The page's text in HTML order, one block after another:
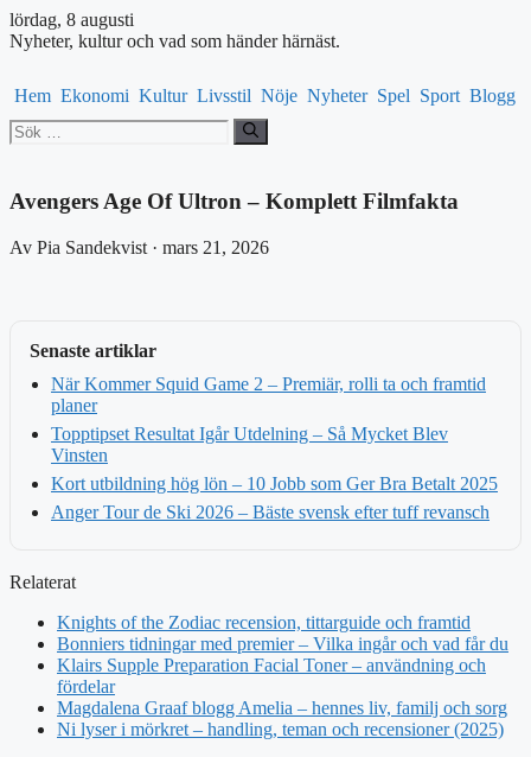
lördag, 8 augusti
Nyheter, kultur och vad som händer härnäst.
Hem Ekonomi Kultur Livsstil Nöje Nyheter Spel Sport Blogg
Sök
efter:
Avengers Age Of Ultron – Komplett Filmfakta
Av Pia Sandekvist · mars 21, 2026
Senaste artiklar
När Kommer Squid Game 2 – Premiär, rolli ta och framtid
planer
Topptipset Resultat Igår Utdelning – Så Mycket Blev
Vinsten
Kort utbildning hög lön – 10 Jobb som Ger Bra Betalt 2025
Anger Tour de Ski 2026 – Bäste svensk efter tuff revansch
Relaterat
Knights of the Zodiac recension, tittarguide och framtid
Bonniers tidningar med premier – Vilka ingår och vad får du
Klairs Supple Preparation Facial Toner – användning och
fördelar
Magdalena Graaf blogg Amelia – hennes liv, familj och sorg
Ni lyser i mörkret – handling, teman och recensioner (2025)